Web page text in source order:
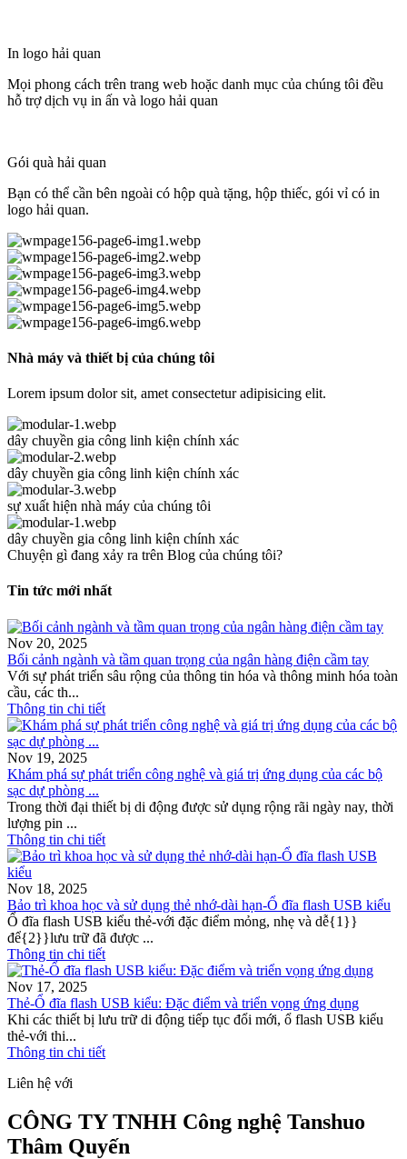
In logo hải quan
Mọi phong cách trên trang web hoặc danh mục của chúng tôi đều
hỗ trợ dịch vụ in ấn và logo hải quan
Gói quà hải quan
Bạn có thể cần bên ngoài có hộp quà tặng, hộp thiếc, gói vỉ có in
logo hải quan.
Nhà máy và thiết bị của chúng tôi
Lorem ipsum dolor sit, amet consectetur adipisicing elit.
dây chuyền gia công linh kiện chính xác
dây chuyền gia công linh kiện chính xác
sự xuất hiện nhà máy của chúng tôi
dây chuyền gia công linh kiện chính xác
Chuyện gì đang xảy ra trên Blog của chúng tôi?
Tin tức mới nhất
Nov 20, 2025
Bối cảnh ngành và tầm quan trọng của ngân hàng điện cầm tay
Với sự phát triển sâu rộng của thông tin hóa và thông minh hóa toàn
cầu, các th...
Thông tin chi tiết
Nov 19, 2025
Khám phá sự phát triển công nghệ và giá trị ứng dụng của các bộ
sạc dự phòng ...
Trong thời đại thiết bị di động được sử dụng rộng rãi ngày nay, thời
lượng pin ...
Thông tin chi tiết
Nov 18, 2025
Bảo trì khoa học và sử dụng thẻ nhớ-dài hạn-Ổ đĩa flash USB kiểu
Ổ đĩa flash USB kiểu thẻ-với đặc điểm mỏng, nhẹ và dễ{1}}
để{2}}lưu trữ đã được ...
Thông tin chi tiết
Nov 17, 2025
Thẻ-Ổ đĩa flash USB kiểu: Đặc điểm và triển vọng ứng dụng
Khi các thiết bị lưu trữ di động tiếp tục đổi mới, ổ flash USB kiểu
thẻ-với thi...
Thông tin chi tiết
Liên hệ với
CÔNG TY TNHH Công nghệ Tanshuo
Thâm Quyến